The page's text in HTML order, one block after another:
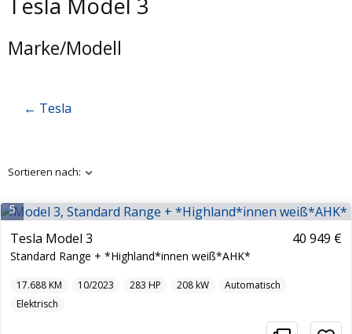
Tesla Model 3
Marke/Modell
← Tesla
Sortieren nach:
5
Tesla Model 3
Standard Range + *Highland*innen weiß*AHK*
40 949 €
17.688KM 10/2023 283 HP 208kW
Automatisch
Elektrisch